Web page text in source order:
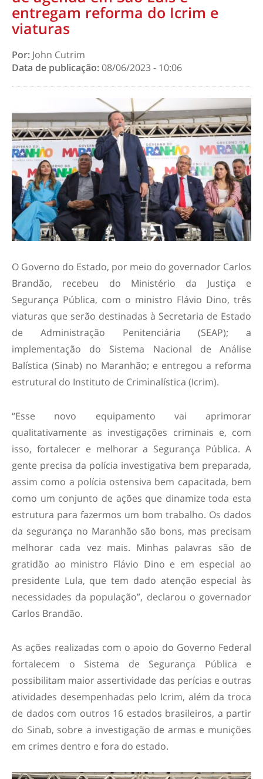
entregam reforma do Icrim e
viaturas
Por: John Cutrim
Data de publicação:08/06/2023 - 10:06
O Governo do Estado, por meio do governador Carlos
Brandão, recebeu do Ministério da Justiça e
Segurança Pública, com o ministro Flávio Dino, três
viaturas que serão destinadas à Secretaria de Estado
de Administração Penitenciária (SEAP); a
implementação do Sistema Nacional de Análise
Balística (Sinab) no Maranhão; e entregou a reforma
estrutural do Instituto de Criminalística (Icrim).
“Esse novo equipamento vai aprimorar
qualitativamente as investigações criminais e, com
isso, fortalecer e melhorar a Segurança Pública. A
gente precisa da polícia investigativa bem preparada,
assim como a polícia ostensiva bem capacitada, bem
como um conjunto de ações que dinamize toda esta
estrutura para fazermos um bom trabalho. Os dados
da segurança no Maranhão são bons, mas precisam
melhorar cada vez mais. Minhas palavras são de
gratidão ao ministro Flávio Dino e em especial ao
presidente Lula, que tem dado atenção especial às
necessidades da população”, declarou o governador
Carlos Brandão.
As ações realizadas com o apoio do Governo Federal
fortalecem o Sistema de Segurança Pública e
possibilitam maior assertividade das perícias e outras
atividades desempenhadas pelo Icrim, além da troca
de dados com outros 16 estados brasileiros, a partir
do Sinab, sobre a investigação de armas e munições
em crimes dentro e fora do estado.